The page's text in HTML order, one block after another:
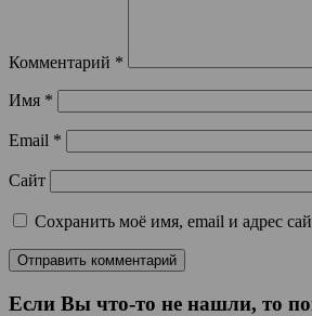
Комментарий *
Имя *
Email *
Сайт
Сохранить моё имя, email и адрес
Если Вы что-то не нашли, то